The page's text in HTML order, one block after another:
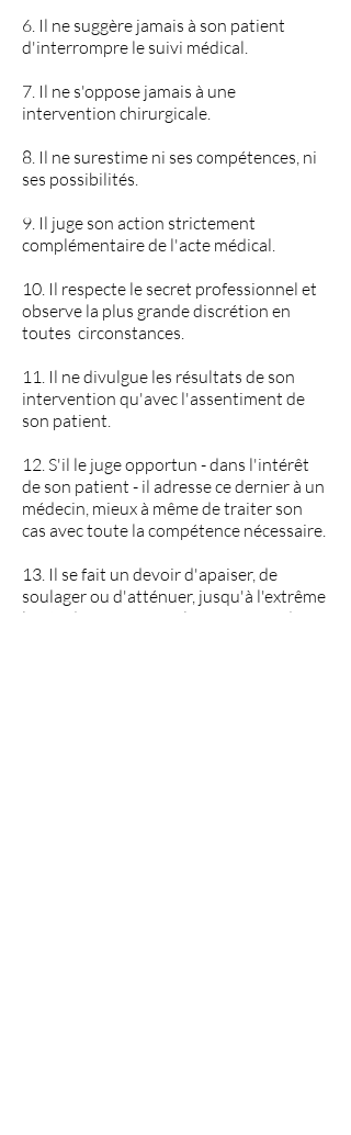
6. Il ne suggère jamais à son patient
d'interrompre le suivi médical.
7. Il ne s'oppose jamais à une
intervention chirurgicale.
8. Il ne surestime ni ses compétences, ni
ses possibilités.
9. Il juge son action strictement
complémentaire de l'acte médical.
10. Il respecte le secret professionnel et
observe la plus grande discrétion en
toutes circonstances.
11. Il ne divulgue les résultats de son
intervention qu'avec l'assentiment de
son patient.
12. S'il le juge opportun - dans l'intérêt
de son patient - il adresse ce dernier à un
médecin, mieux à même de traiter son
cas avec toute la compétence nécessaire.
13. Il se fait un devoir d'apaiser, de
soulager ou d'atténuer, jusqu'à l'extrême
limite de ses moyens, la souffrance de